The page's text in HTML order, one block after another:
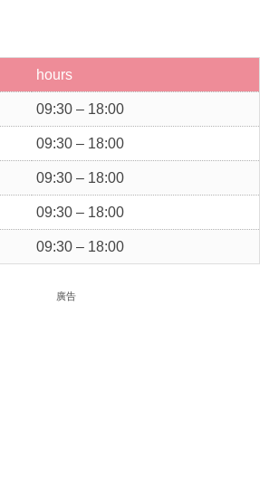
hours
09:30 – 18:00
09:30 – 18:00
09:30 – 18:00
09:30 – 18:00
09:30 – 18:00
廣告